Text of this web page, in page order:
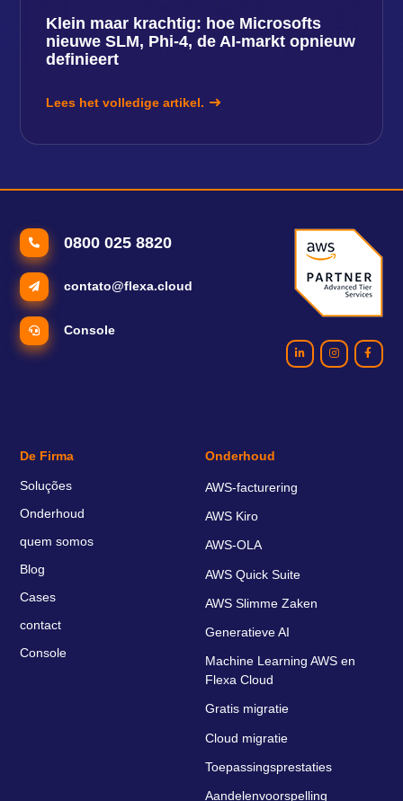
Klein maar krachtig: hoe Microsofts
nieuwe SLM, Phi-4, de AI-markt opnieuw
definieert
Lees het volledige artikel.
0800 025 8820
contato@flexa.cloud
Console
De Firma
Soluções
Onderhoud
quem somos
Blog
Cases
contact
Console
Onderhoud
AWS-facturering
AWS Kiro
AWS-OLA
AWS Quick Suite
AWS Slimme Zaken
Generatieve AI
Machine Learning AWS en
Flexa Cloud
Gratis migratie
Cloud migratie
Toepassingsprestaties
Aandelenvoorspelling